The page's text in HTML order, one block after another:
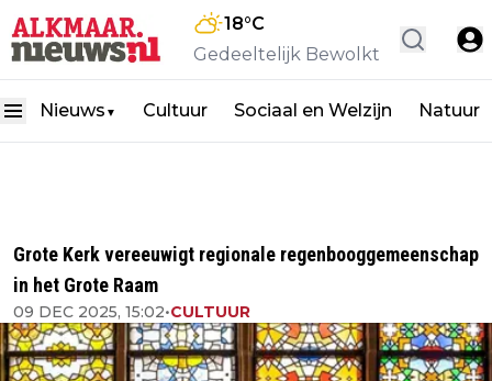
18°C
Gedeeltelijk Bewolkt
Nieuws ▼ Cultuur Sociaal en Welzijn Natuur
Grote Kerk vereeuwigt regionale regenbooggemeenschap
in het Grote Raam
09 DEC 2025, 15:02•CULTUUR